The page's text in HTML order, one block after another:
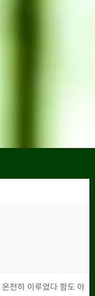
전히 이루었다 함도 아